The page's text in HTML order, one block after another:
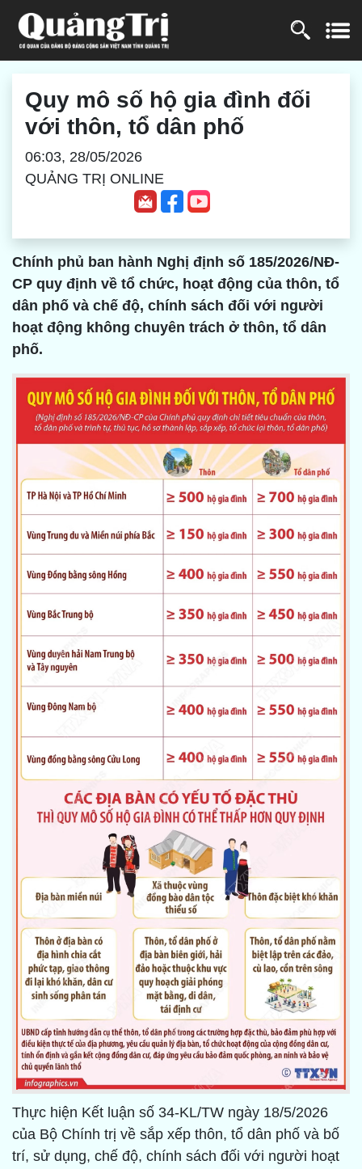
Quy mô số hộ gia đình đối
với thôn, tổ dân phố
06:03, 28/05/2026
QUẢNG TRỊ ONLINE
Chính phủ ban hành Nghị định số 185/2026/NĐ-
CP quy định về tổ chức, hoạt động của thôn, tổ
dân phố và chế độ, chính sách đối với người
hoạt động không chuyên trách ở thôn, tổ dân
phố.
Thực hiện Kết luận số 34-KL/TW ngày 18/5/2026
của Bộ Chính trị về sắp xếp thôn, tổ dân phố và bố
trí, sử dụng, chế độ, chính sách đối với người hoạt